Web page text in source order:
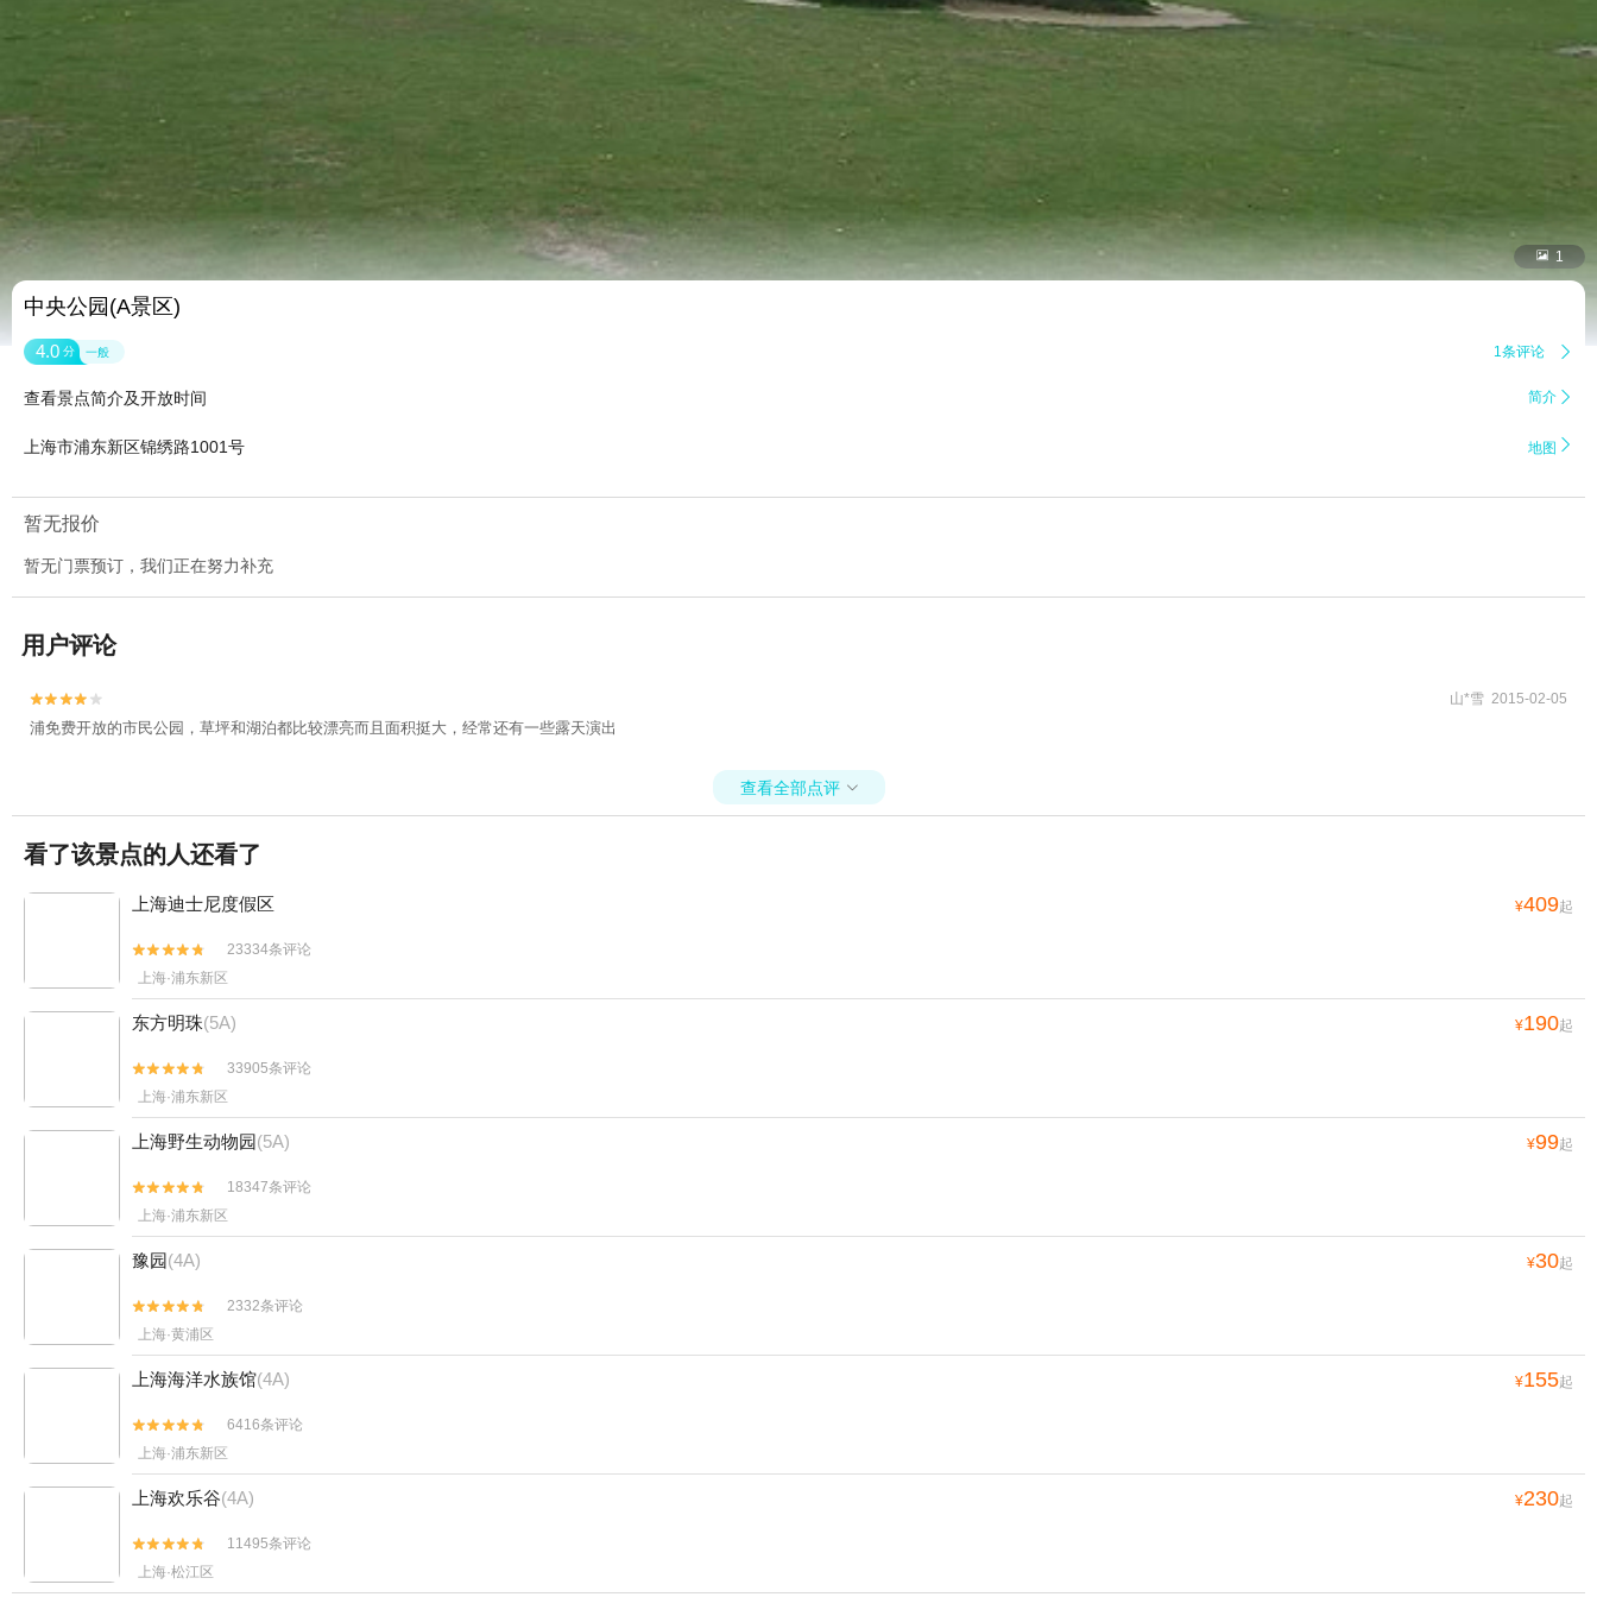
 1
中央公园(A景区)
4.0 分 一般 1条评论 
查看景点简介及开放时间 简介 
上海市浦东新区锦绣路1001号 地图 
暂无报价
暂无门票预订，我们正在努力补充
用户评论

 山*雪 2015-02-05
浦免费开放的市民公园，草坪和湖泊都比较漂亮而且面积挺大，经常还有一些露天演出
查看全部点评 
看了该景点的人还看了
上海迪士尼度假区 ¥409起


23334条评论
上海·浦东新区
东方明珠(5A) ¥190起


33905条评论
上海·浦东新区
上海野生动物园(5A) ¥99起


18347条评论
上海·浦东新区
豫园(4A) ¥30起


2332条评论
上海·黄浦区
上海海洋水族馆(4A) ¥155起


6416条评论
上海·浦东新区
上海欢乐谷(4A) ¥230起


11495条评论
上海·松江区